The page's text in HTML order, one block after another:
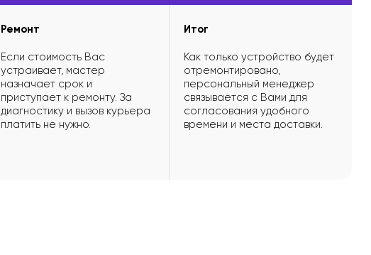
Ремонт
Если стоимость Вас
устраивает, мастер
назначает срок и
приступает к ремонту. За
диагностику и вызов курьера
платить не нужно.
Итог
Как только устройство будет
отремонтировано,
персональный менеджер
связывается с Вами для
согласования удобного
времени и места доставки.